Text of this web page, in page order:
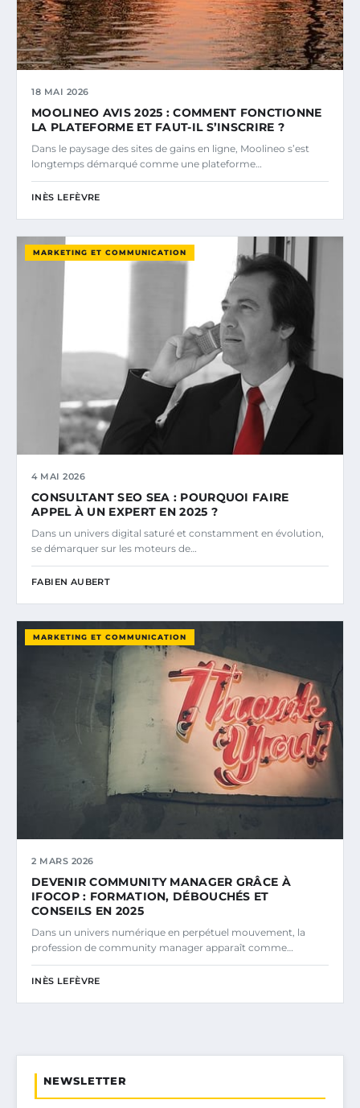
18 MAI 2026
MOOLINEO AVIS 2025 : COMMENT FONCTIONNE
LA PLATEFORME ET FAUT-IL S’INSCRIRE ?
Dans le paysage des sites de gains en ligne, Moolineo s’est
longtemps démarqué comme une plateforme…
INÈS LEFÈVRE
MARKETING ET COMMUNICATION
4 MAI 2026
CONSULTANT SEO SEA : POURQUOI FAIRE
APPEL À UN EXPERT EN 2025 ?
Dans un univers digital saturé et constamment en évolution,
se démarquer sur les moteurs de…
FABIEN AUBERT
MARKETING ET COMMUNICATION
2 MARS 2026
DEVENIR COMMUNITY MANAGER GRÂCE À
IFOCOP : FORMATION, DÉBOUCHÉS ET
CONSEILS EN 2025
Dans un univers numérique en perpétuel mouvement, la
profession de community manager apparaît comme…
INÈS LEFÈVRE
NEWSLETTER